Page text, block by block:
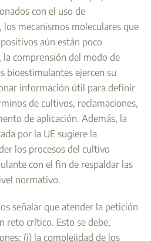
con el uso de
mecanismos moleculares que
aún están poco
comprensión del modo de
bioestimulantes ejercen su
información útil para definir
de cultivos, reclamaciones,
de aplicación. Además, la
por la UE sugiere la
los procesos del cultivo
con el fin de respaldar las
normativo.
señalar que atender la petición
reto crítico. Esto se debe,
(i) la complejidad de los